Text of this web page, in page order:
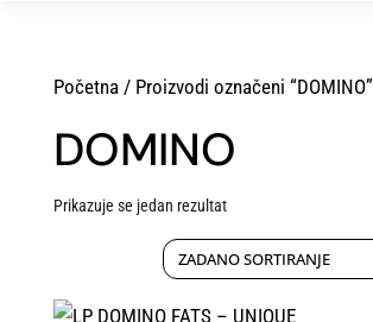
Početna/ Proizvodi označeni “DOMINO”
DOMINO
Prikazuje se jedan rezultat